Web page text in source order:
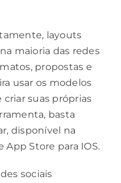
layouts
maioria das redes
propostas e
usar os modelos
criar suas próprias
basta
disponível na
App Store para IOS.
sociais